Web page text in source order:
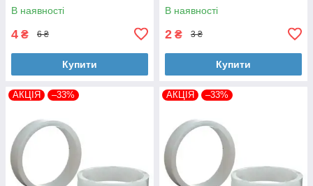
В наявності
4 ₴ 6 ₴
Купити
В наявності
2 ₴ 3 ₴
Купити
АКЦІЯ –33% АКЦІЯ –33%